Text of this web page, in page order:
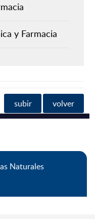
y Farmacia
subir volver
Naturales